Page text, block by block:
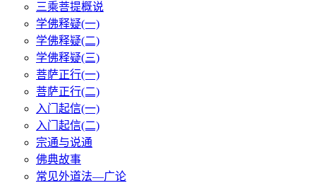
三乘菩提概说
学佛释疑(一)
学佛释疑(二)
学佛释疑(三)
菩萨正行(一)
菩萨正行(二)
入门起信(一)
入门起信(二)
宗通与说通
佛典故事
常见外道法—广论